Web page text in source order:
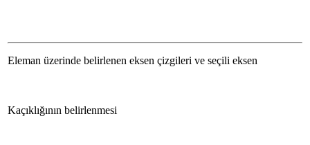
Eleman üzerinde belirlenen eksen çizgileri ve seçili eksen
Kaçıklığının belirlenmesi